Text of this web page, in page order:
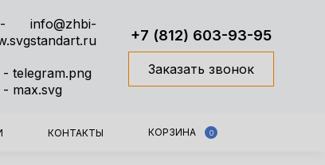
info@zhbi-
standart.ru
+7 (812) 603-93-95
Заказать звонок
КОНТАКТЫ КОРЗИНА 0